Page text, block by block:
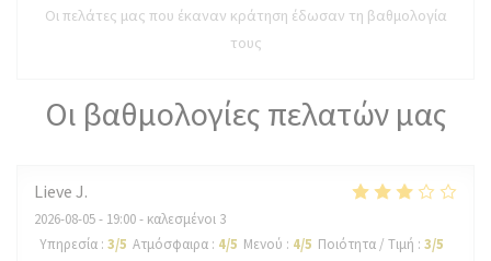
Οι βαθμολογίες πελατών μας
Lieve J
2026-08-05- 19:00 - καλεσμένοι 3
Υπηρεσία : 3/5 Ατμόσφαιρα : 4/5 Μενού : 4/5 Ποιότητα / Τιμή : 3/5
Οι πελάτες μας που έκαναν κράτηση έδωσαν τη βαθμολογία
τους